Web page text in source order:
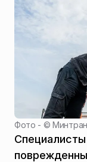
Фото - ©